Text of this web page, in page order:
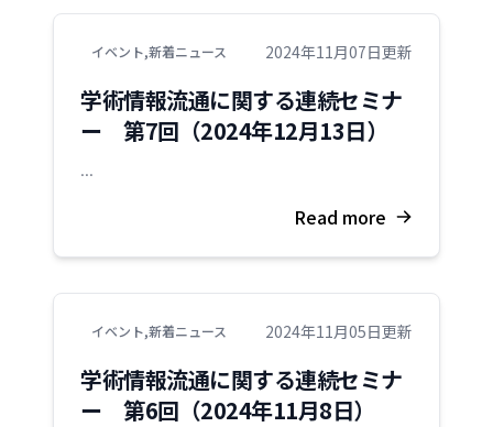
イベント,新着ニュース 2024年11月07日更新
学術情報流通に関する連続セミナ
ー 第7回（2024年12月13日）
...
Read more
イベント,新着ニュース 2024年11月05日更新
学術情報流通に関する連続セミナ
ー 第6回（2024年11月8日）